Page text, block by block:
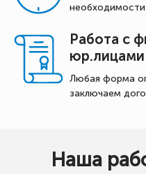
Работа с
юр.лицами
Любая форма
заключаем
Наша